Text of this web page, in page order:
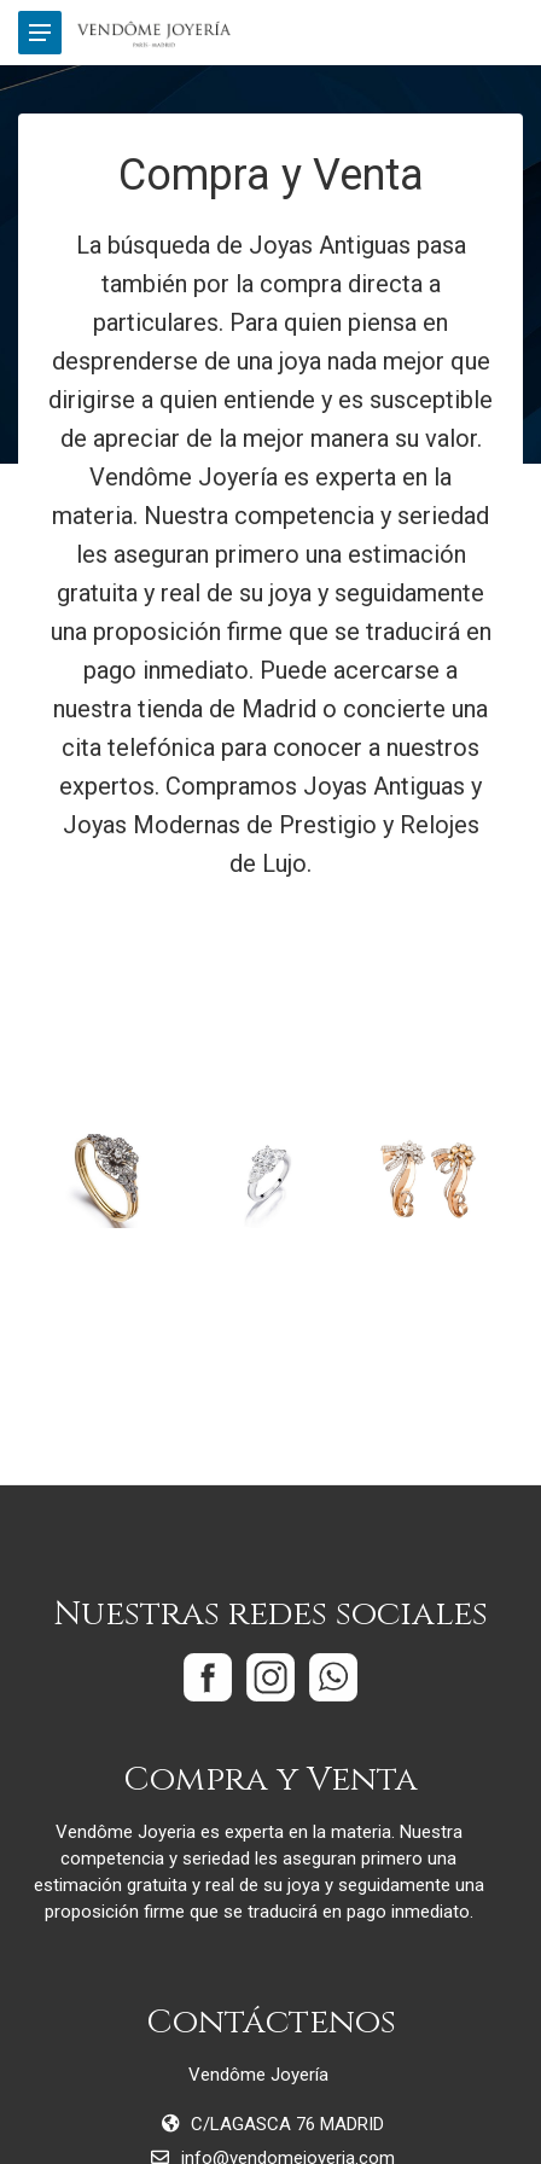
Compra y Venta
La búsqueda de Joyas Antiguas pasa
también por la compra directa a
particulares. Para quien piensa en
desprenderse de una joya nada mejor que
dirigirse a quien entiende y es susceptible
de apreciar de la mejor manera su valor.
Vendôme Joyería es experta en la
materia. Nuestra competencia y seriedad
les aseguran primero una estimación
gratuita y real de su joya y seguidamente
una proposición firme que se traducirá en
pago inmediato. Puede acercarse a
nuestra tienda de Madrid o concierte una
cita telefónica para conocer a nuestros
expertos. Compramos Joyas Antiguas y
Joyas Modernas de Prestigio y Relojes
de Lujo.
Nuestras redes sociales
Compra y Venta
Vendôme Joyeria es experta en la materia. Nuestra
competencia y seriedad les aseguran primero una
estimación gratuita y real de su joya y seguidamente una
proposición firme que se traducirá en pago inmediato.
Contáctenos
Vendôme Joyería
C/LAGASCA 76 MADRID
info@vendomejoyeria.com